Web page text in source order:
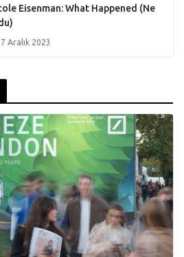
Eisenman: What Happened (Ne
Aralık 2023